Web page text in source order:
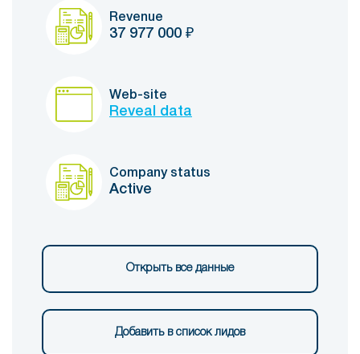
Revenue
37 977 000 ₽
Web-site
Reveal data
Company status
Active
Открыть все данные
Добавить в список лидов